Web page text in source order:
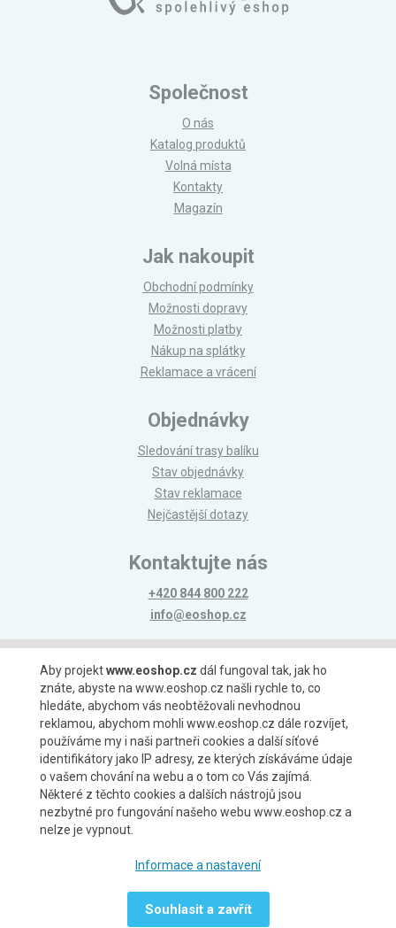
Společnost
O nás
Katalog produktů
Volná místa
Kontakty
Magazín
Jak nakoupit
Obchodní podmínky
Možnosti dopravy
Možnosti platby
Nákup na splátky
Reklamace a vrácení
Objednávky
Sledování trasy balíku
Stav objednávky
Stav reklamace
Nejčastější dotazy
Kontaktujte nás
+420 844 800 222
info@eoshop.cz
Možnosti platby
Možnosti dopravy
Aby projektwww.eoshop.cz dál fungoval tak, jak ho
znáte, abyste na www.eoshop.cz našli rychle to, co
hledáte, abychom vás neobtěžovali nevhodnou
reklamou, abychom mohli www.eoshop.cz dále rozvíjet,
používáme my i naši partneři cookies a další síťové
identifikátory jako IP adresy, ze kterých získáváme údaje
o vašem chování na webu a o tom co Vás zajímá.
Některé z těchto cookies a dalších nástrojů jsou
nezbytné pro fungování našeho webu www.eoshop.cz a
nelze je vypnout.
Informace a nastavení
Souhlasit a zavřít